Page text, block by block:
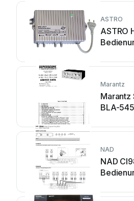
ASTRO
ASTRO
Marantz
Marantz
BLA-545
NAD
NAD